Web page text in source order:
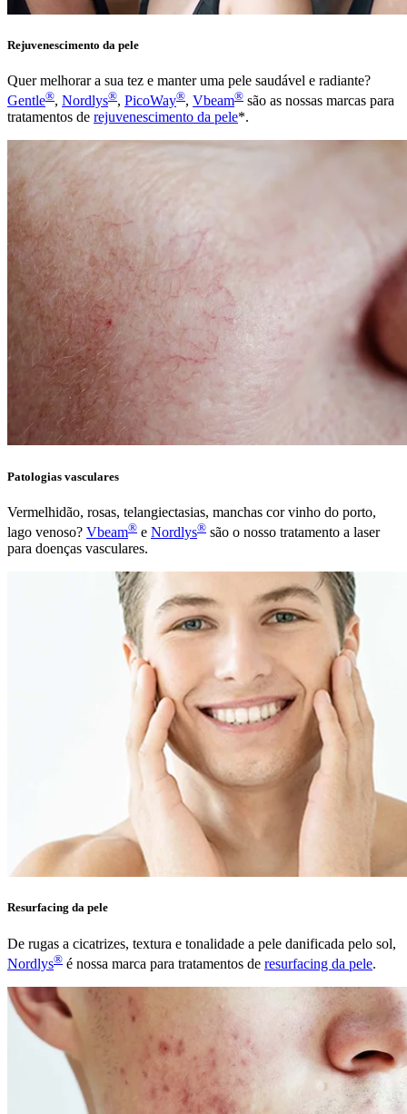
Rejuvenescimento da pele
Quer melhorar a sua tez e manter uma pele saudável e radiante?
Gentle®, Nordlys®, PicoWay®, Vbeam® são as nossas marcas para
tratamentos de rejuvenescimento da pele*.
Patologias vasculares
Vermelhidão, rosas, telangiectasias, manchas cor vinho do porto,
lago venoso? Vbeam® e Nordlys® são o nosso tratamento a laser
para doenças vasculares.
Resurfacing da pele
De rugas a cicatrizes, textura e tonalidade a pele danificada pelo sol,
Nordlys® é nossa marca para tratamentos de resurfacing da pele.